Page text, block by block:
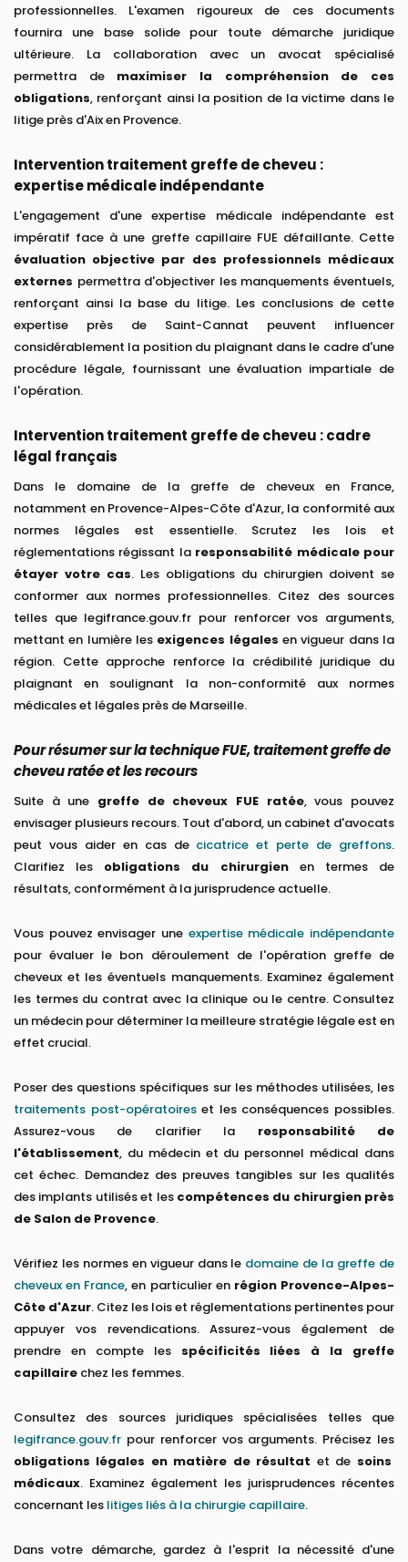
professionnelles. L'examen rigoureux de ces documents
fournira une base solide pour toute démarche juridique
ultérieure. La collaboration avec un avocat spécialisé
permettra de maximiser la compréhension de ces
obligations, renforçant ainsi la position de la victime dans le
litige près d'Aix en Provence.
Intervention traitement greffe de cheveu :
expertise médicale indépendante
L'engagement d'une expertise médicale indépendante est
impératif face à une greffe capillaire FUE défaillante. Cette
évaluation objective par des professionnels médicaux
externes permettra d'objectiver les manquements éventuels,
renforçant ainsi la base du litige. Les conclusions de cette
expertise près de Saint-Cannat peuvent influencer
considérablement la position du plaignant dans le cadre d'une
procédure légale, fournissant une évaluation impartiale de
l'opération.
Intervention traitement greffe de cheveu : cadre
légal français
Dans le domaine de la greffe de cheveux en France,
notamment en Provence-Alpes-Côte d'Azur, la conformité aux
normes légales est essentielle. Scrutez les lois et
réglementations régissant la responsabilité médicale pour
étayer votre cas. Les obligations du chirurgien doivent se
conformer aux normes professionnelles. Citez des sources
telles que legifrance.gouv.fr pour renforcer vos arguments,
mettant en lumière les exigences légales en vigueur dans la
région. Cette approche renforce la crédibilité juridique du
plaignant en soulignant la non-conformité aux normes
médicales et légales près de Marseille.
Pour résumer sur la technique FUE, traitement greffe de
cheveu ratée et les recours
Suite à une greffe de cheveux FUE ratée, vous pouvez
envisager plusieurs recours. Tout d'abord, un cabinet d'avocats
peut vous aider en cas de cicatrice et perte de greffons.
Clarifiez les obligations du chirurgienen termes de
résultats, conformément à la jurisprudence actuelle.
Vous pouvez envisager une expertise médicale indépendante
pour évaluer le bon déroulement de l'opération greffe de
cheveux et les éventuels manquements. Examinez également
les termes du contrat avec la clinique ou le centre. Consultez
un médecin pour déterminer la meilleure stratégie légale est en
effet crucial.
Poser des questions spécifiques sur les méthodes utilisées, les
traitements post-opératoireset les conséquences possibles.
Assurez-vous de clarifier la responsabilité de
l'établissement, du médecin et du personnel médical dans
cet échec. Demandez des preuves tangibles sur les qualités
des implants utilisés et les compétences du chirurgien près
de Salon de Provence.
Vérifiez les normes en vigueur dans le domaine de la greffe de
cheveux en France, en particulier en région Provence-Alpes-
Côte d'Azur. Citez les lois et réglementations pertinentes pour
appuyer vos revendications. Assurez-vous également de
prendre en compte les spécificités liées à la greffe
capillaire chez les femmes.
Consultez des sources juridiques spécialisées telles que
legifrance.gouv.fr pour renforcer vos arguments. Précisez les
obligations légales en matière de résultat et de soins
médicaux. Examinez également les jurisprudences récentes
concernant les litiges liés à la chirurgie capillaire.
Dans votre démarche, gardez à l'esprit la nécessité d'une